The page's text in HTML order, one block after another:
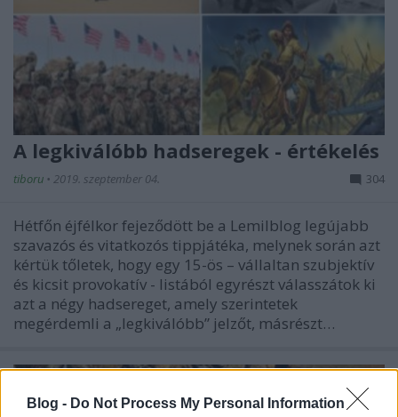
Blog - Do Not Process My Personal Information
A legkiválóbb hadseregek - értékelés
tiboru • 2019. szeptember 04. 304
Hétfőn éjfélkor fejeződött be a Lemilblog legújabb
szavazós és vitatkozós tippjátéka, melynek során azt
kértük tőletek, hogy egy 15-ös – vállaltan szubjektív
és kicsit provokatív - listából egyrészt válasszátok ki
azt a négy hadsereget, amely szerintetek
megérdemli a „legkiválóbb” jelzőt, másrészt…